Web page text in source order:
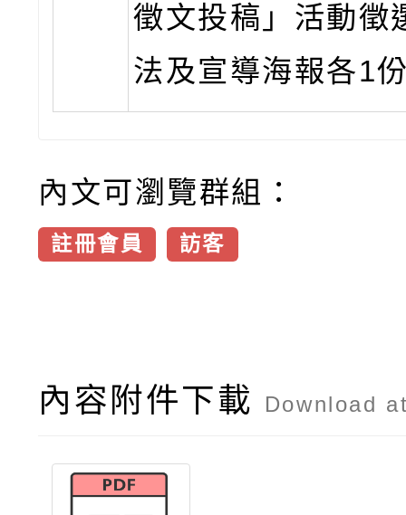
徵文投稿」活動徵
法及宣導海報各1
內文可瀏覽群組：
註冊會員 訪客
內容附件下載 Download